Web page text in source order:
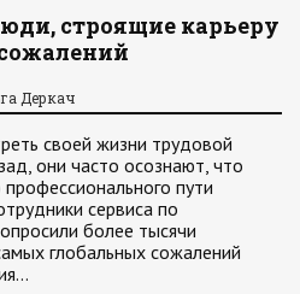
строящие карьеру
Деркач
своей жизни трудовой
они часто осознают, что
пути
сервиса по
более тысячи
глобальных сожалений